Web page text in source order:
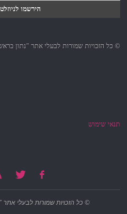
© כל הזכויות שמורות לבעלי אתר "נתון בראש"
תנאי שימוש
© כל הזכויות שמורות לבעלי אתר